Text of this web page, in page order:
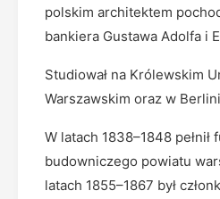
polskim architektem
bankiera Gustawa Adolfa i
Studiował na Królewskim
Warszawskim oraz w
W latach 1838–1848 pełnił
budowniczego powiatu
latach 1855–1867 był